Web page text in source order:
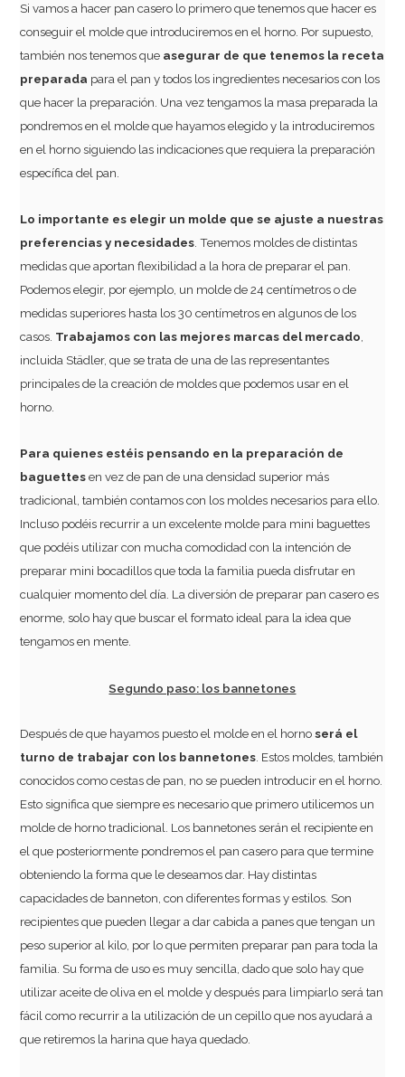
Si vamos a hacer pan casero lo primero que tenemos que hacer es
conseguir el molde que introduciremos en el horno. Por supuesto,
también nos tenemos que asegurar de que tenemos la receta
preparada para el pan y todos los ingredientes necesarios con los
que hacer la preparación. Una vez tengamos la masa preparada la
pondremos en el molde que hayamos elegido y la introduciremos
en el horno siguiendo las indicaciones que requiera la preparación
específica del pan.
Lo importante es elegir un molde que se ajuste a nuestras
preferencias y necesidades. Tenemos moldes de distintas
medidas que aportan flexibilidad a la hora de preparar el pan.
Podemos elegir, por ejemplo, un molde de 24 centímetros o de
medidas superiores hasta los 30 centímetros en algunos de los
casos. Trabajamos con las mejores marcas del mercado,
incluida Städler, que se trata de una de las representantes
principales de la creación de moldes que podemos usar en el
horno.
Para quienes estéis pensando en la preparación de
baguettesen vez de pan de una densidad superior más
tradicional, también contamos con los moldes necesarios para ello.
Incluso podéis recurrir a un excelente molde para mini baguettes
que podéis utilizar con mucha comodidad con la intención de
preparar mini bocadillos que toda la familia pueda disfrutar en
cualquier momento del día. La diversión de preparar pan casero es
enorme, solo hay que buscar el formato ideal para la idea que
tengamos en mente.
Segundo paso: los bannetones
Después de que hayamos puesto el molde en el hornoserá el
turno de trabajar con los bannetones. Estos moldes, también
conocidos como cestas de pan, no se pueden introducir en el horno.
Esto significa que siempre es necesario que primero utilicemos un
molde de horno tradicional. Los bannetones serán el recipiente en
el que posteriormente pondremos el pan casero para que termine
obteniendo la forma que le deseamos dar. Hay distintas
capacidades de banneton, con diferentes formas y estilos. Son
recipientes que pueden llegar a dar cabida a panes que tengan un
peso superior al kilo, por lo que permiten preparar pan para toda la
familia. Su forma de uso es muy sencilla, dado que solo hay que
utilizar aceite de oliva en el molde y después para limpiarlo será tan
fácil como recurrir a la utilización de un cepillo que nos ayudará a
que retiremos la harina que haya quedado.